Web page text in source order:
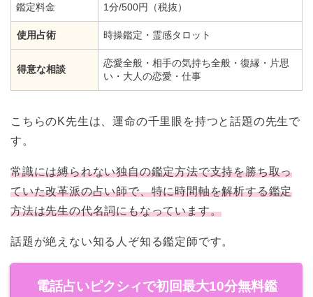
鑑定料金 1分/500円（税抜）
使用占術 時操鑑定・霊感タロット
得意な相談
恋愛全般・相手の気持ち全般・復縁・片思
い・大人の恋愛・仕事
こちらのK先生は、運命の千里眼を持つと話題の先生で
す。
常識には縛られない独自の鑑定方法で支持を勝ち取っ
ていた改革派の占い師で、特に時間軸を解析する鑑定
方法は先生の代名詞にもなっています。
話題が絶えない知る人ぞ知る鑑定師です。
電話占いピクシィで初回最大10分無料鑑